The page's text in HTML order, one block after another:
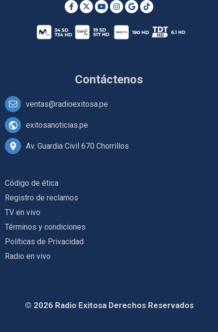
Contáctenos
ventas@radioexitosa.pe
exitosanoticias.pe
Av. Guardia Civil 670 Chorrillos
Código de ética
Registro de reclamos
TV en vivo
Términos y condiciones
Políticas de Privacidad
Radio en vivo
© 2026 Radio Exitosa Derechos Reservados